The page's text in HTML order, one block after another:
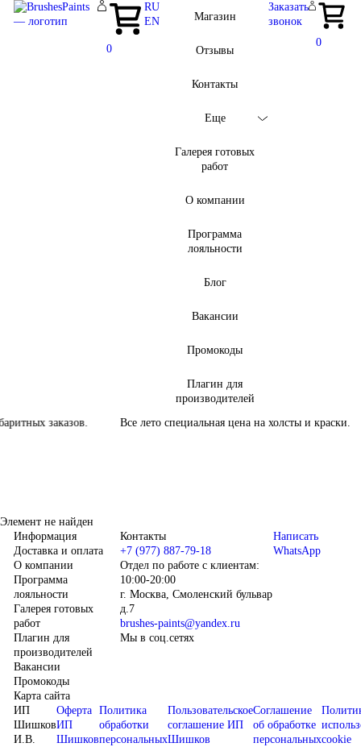
0
RU
EN
Магазин
Отзывы
Контакты
Еще
Галерея готовых
работ
О компании
Программа
лояльности
Блог
Вакансии
Промокоды
Плагин для
производителей
Заказать
звонок
0
заказов. Все лето специальная цена на холсты и краски.
Элемент не найден
Информация
Доставка и оплата
О компании
Программа
лояльности
Галерея готовых
работ
Плагин для
производителей
Вакансии
Промокоды
Карта сайта
Контакты
+7 (977) 887-79-18
Отдел по работе с клиентам:
10:00-20:00
г. Москва, Смоленский бульвар
д.7
brushes-paints@yandex.ru
Мы в соц.сетях
Написать
WhatsApp
ИП
Шишков
И.В.
Оферта
ИП
Шишков
Политика
обработки
персональных
Пользовательское
соглашение ИП
Шишков
Соглашение
об обработке
персональныхcookie